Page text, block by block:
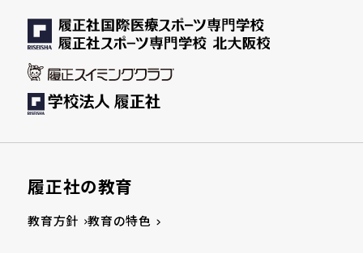
履正社の教育
教育方針 教育の特色